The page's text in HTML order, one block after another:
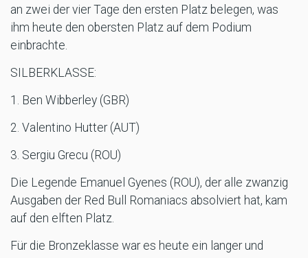
an zwei der vier Tage den ersten Platz belegen, was
ihm heute den obersten Platz auf dem Podium
einbrachte.
SILBERKLASSE:
1. Ben Wibberley (GBR)
2. Valentino Hutter (AUT)
3. Sergiu Grecu (ROU)
Die Legende Emanuel Gyenes (ROU), der alle zwanzig
Ausgaben der Red Bull Romaniacs absolviert hat, kam
auf den elften Platz.
Für die Bronzeklasse war es heute ein langer und